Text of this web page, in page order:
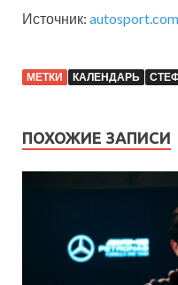
Источник:
МЕТКИ КАЛЕНДАРЬ
ПОХОЖИЕ ЗАПИСИ